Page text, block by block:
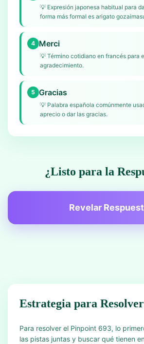
💡 Expresión japonesa habitual para
forma más formal es arigato
4 Merci
💡 Término cotidiano en francés para
agradecimiento.
5 Gracias
💡 Palabra española comúnmente
aprecio o dar las gracias.
¿Listo para la
Revelar
Estrategia para Resolver
Para resolver el Pinpoint 693, lo
las pistas juntas y buscar qué tienen